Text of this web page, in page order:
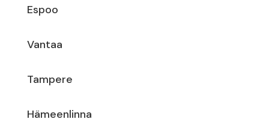
Espoo
Vantaa
Tampere
Hämeenlinna